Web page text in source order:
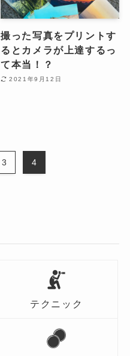
撮った写真をプリントす
るとカメラが上達するっ
て本当！？
2021年9月12日
3 4
テクニック